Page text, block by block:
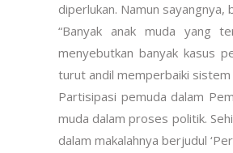
diperlukan. Namun
“Banyak anak muda yang
menyebutkan banyak kasus
turut andil memperbaiki sistem
Partisipasi pemuda dalam
muda dalam proses politik.
dalam makalahnya berjudul